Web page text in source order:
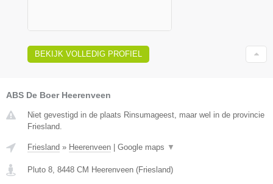
BEKIJK VOLLEDIG PROFIEL
ABS De Boer Heerenveen
Niet gevestigd in de plaats Rinsumageest, maar wel in de provincie
Friesland.
Friesland » Heerenveen | Google maps ▼
Pluto 8 8448 CM Heerenveen (Friesland)